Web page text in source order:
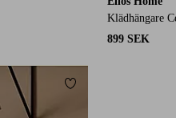
Klädhängare
899 SEK
Lägg till i favoriter